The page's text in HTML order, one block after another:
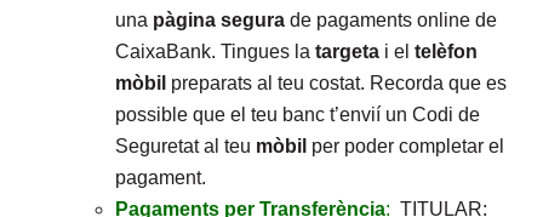
una pàgina segura de pagaments online de
CaixaBank. Tingues la targeta i el telèfon
mòbil preparats al teu costat. Recorda que es
possible que el teu banc t’envií un Codi de
Seguretat al teu mòbil per poder completar el
pagament.
Pagaments per Transferència: TITULAR: